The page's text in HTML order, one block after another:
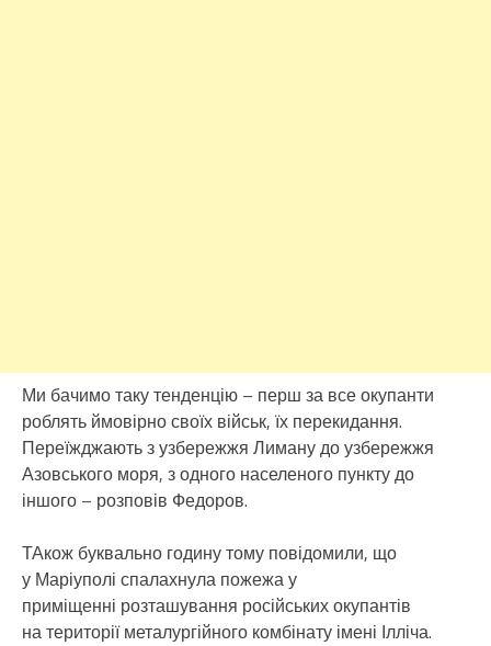
Ми бачимо таку тенденцію – перш за все окупанти
роблять ймовірно своїх військ, їх перекидання.
Переїжджають з узбережжя Лиману до узбережжя
Азовського моря, з одного населеного пункту до
іншого – розповів Федоров.
ТАкож буквально годину тому повідомили, що
у Маріуполі спалахнула пожежа у
приміщенні розташування російських окупантів
на території металургійного комбінату імені Ілліча.